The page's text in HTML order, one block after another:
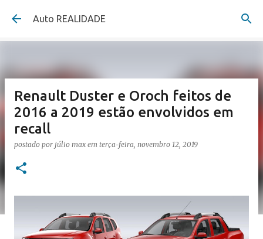
Pular para o conteúdo principal
Auto REALIDADE
Renault Duster e Oroch feitos de
2016 a 2019 estão envolvidos em
recall
postado por júlio max em terça-feira, novembro 12, 2019